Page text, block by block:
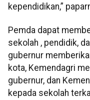
kependidikan,”
Pemda dapat
sekolah , pendidik,
gubernur
kota, Kemendagri
gubernur, dan
kepada sekolah